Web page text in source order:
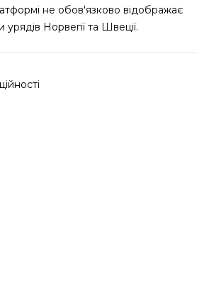
не обов'язково відображає
урядів Норвегії та Швеції.